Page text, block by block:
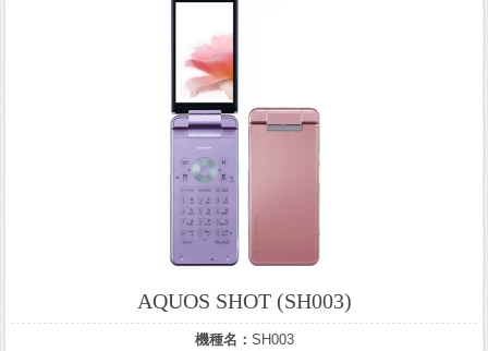
AQUOS SHOT (SH003)
機種名： SH003